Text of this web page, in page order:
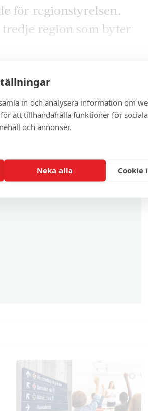
in och analysera information om
att tillhandahålla funktioner för
och annonser.
Neka alla Cookie
för regionstyrelsen.
region som byter
andra exklusiva och